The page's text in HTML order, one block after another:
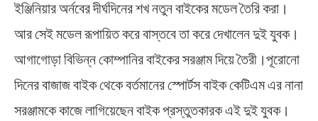
ইঞ্জিনিয়ার অর্নবের দীর্ঘদিনের শখ নতুন বাইকের মডেল তৈরি করা।
আর সেই মডেল রূপায়িত করে বাস্তবে তা করে দেখালেন দুই যুবক।
আগাগোড়া বিভিন্ন কোম্পানির বাইকের সরঞ্জাম দিয়ে তৈরী।পূরোনো
দিনের বাজাজ বাইক থেকে বর্তমানের স্পোর্টস বাইক কেটিএম এর নানা
সরঞ্জামকে কাজে লাগিয়েছেন বাইক প্রস্তুতকারক এই দুই যুবক।